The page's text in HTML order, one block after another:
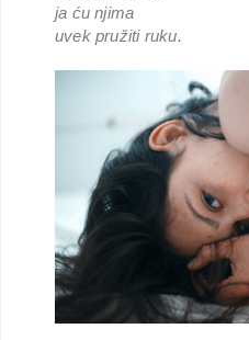
ja ću njima
uvek pružiti ruku.